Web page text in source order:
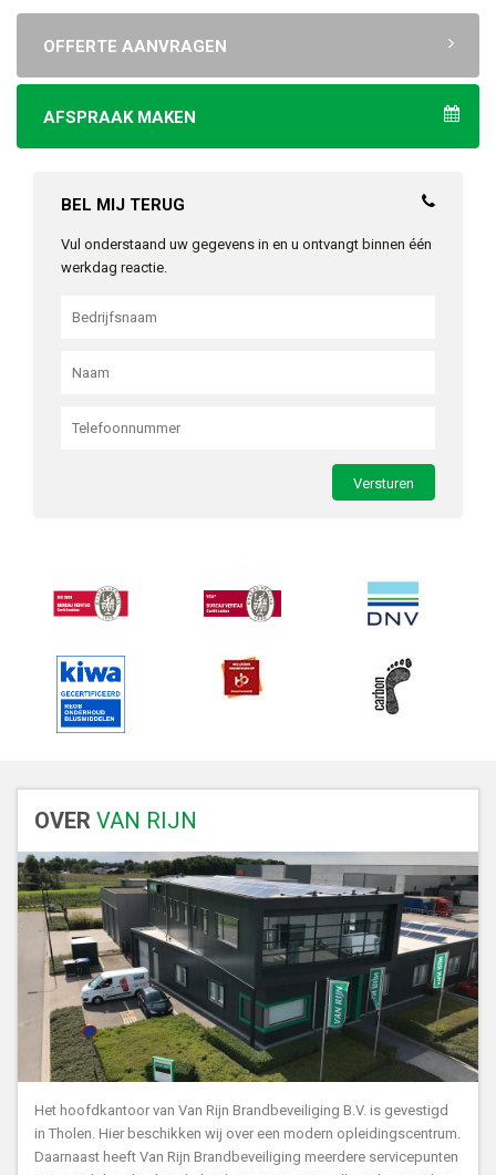
OFFERTE AANVRAGEN
AFSPRAAK MAKEN
BEL MIJ TERUG
Vul onderstaand uw gegevens in en u ontvangt binnen één
werkdag reactie.
OVER VAN RIJN
Het hoofdkantoor van Van Rijn Brandbeveiliging B.V. is gevestigd
in Tholen. Hier beschikken wij over een modern opleidingscentrum.
Daarnaast heeft Van Rijn Brandbeveiliging meerdere servicepunten